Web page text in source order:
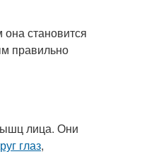
становится
правильно
лица. Они
глаз,